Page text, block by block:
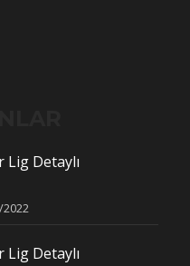
Detaylı
Detaylı